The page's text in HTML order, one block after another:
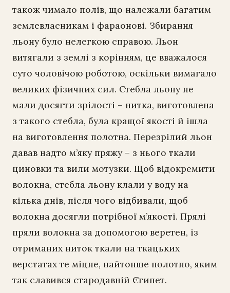
також чимало полів, що належали багатим
землевласникам і фараонові. Збирання
льону було нелегкою справою. Льон
витягали з землі з корінням, це вважалося
суто чоловічою роботою, оскільки вимагало
великих фізичних сил. Стебла льону не
мали досягти зрілості – нитка, виготовлена
з такого стебла, була кращої якості й ішла
на виготовлення полотна. Перезрілий льон
давав надто м’яку пряжу – з нього ткали
циновки та вили мотузки. Щоб відокремити
волокна, стебла льону клали у воду на
кілька днів, після чого відбивали, щоб
волокна досягли потрібної м’якості. Прялі
пряли волокна за допомогою веретен, із
отриманих ниток ткали на ткацьких
верстатах те міцне, найтонше полотно, яким
так славився стародавній Єгипет.